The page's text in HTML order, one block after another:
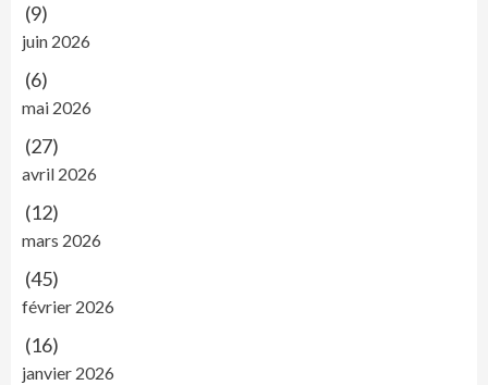
(9)
juin 2026
(6)
mai 2026
(27)
avril 2026
(12)
mars 2026
(45)
février 2026
(16)
janvier 2026